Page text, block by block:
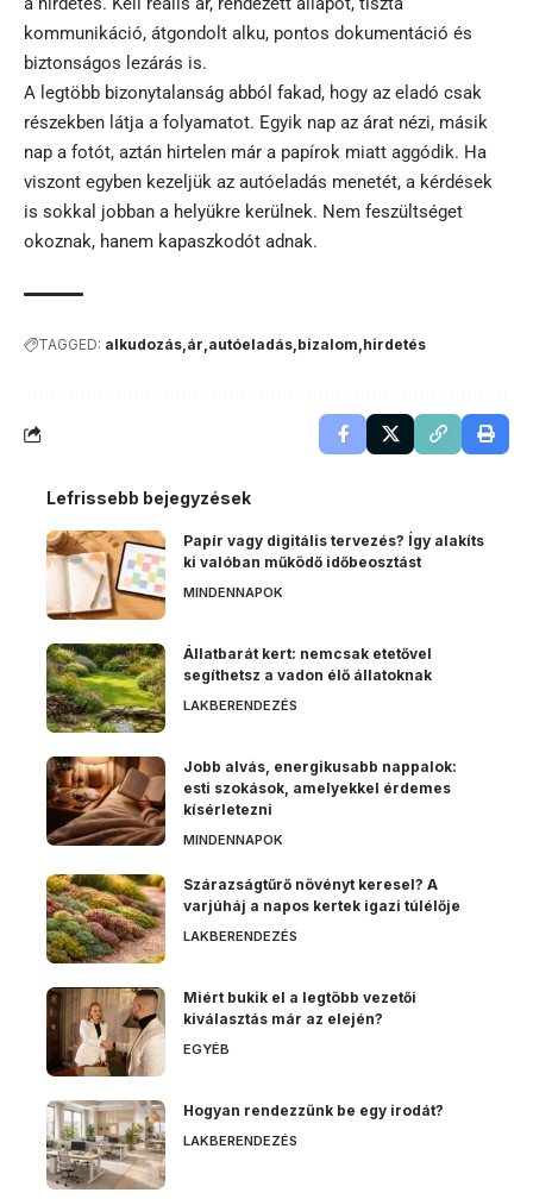
kommunikáció, átgondolt alku, pontos dokumentáció és
biztonságos lezárás is.
A legtöbb bizonytalanság abból fakad, hogy az eladó csak
részekben látja a folyamatot. Egyik nap az árat nézi, másik
nap a fotót, aztán hirtelen már a papírok miatt aggódik. Ha
viszont egyben kezeljük az autóeladás menetét, a kérdések
is sokkal jobban a helyükre kerülnek. Nem feszültséget
okoznak, hanem kapaszkodót adnak.
TAGGED: alkudozás ár autóeladás bizalom hirdetés
Lefrissebb bejegyzések
Papír vagy digitális tervezés? Így alakíts
ki valóban működő időbeosztást
MINDENNAPOK
Állatbarát kert: nemcsak etetővel
segíthetsz a vadon élő állatoknak
LAKBERENDEZÉS
Jobb alvás, energikusabb nappalok:
esti szokások, amelyekkel érdemes
kísérletezni
MINDENNAPOK
Szárazságtűrő növényt keresel? A
varjúháj a napos kertek igazi túlélője
LAKBERENDEZÉS
Miért bukik el a legtöbb vezetői
kiválasztás már az elején?
EGYÉB
Hogyan rendezzünk be egy irodát?
LAKBERENDEZÉS